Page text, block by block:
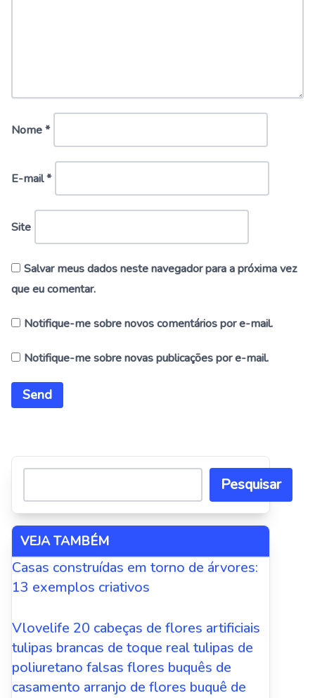
Nome*
E-mail*
Site
Salvar meus dados neste navegador para a próxima vez
que eu comentar.
Notifique-me sobre novos comentários por e-mail.
Notifique-me sobre novas publicações por e-mail.
Pesquisar
VEJA TAMBÉM
Casas construídas em torno de árvores:
13 exemplos criativos
Vlovelife 20 cabeças de flores artificiais
tulipas brancas de toque real tulipas de
poliuretano falsas flores buquês de
casamento arranjo de flores buquê de